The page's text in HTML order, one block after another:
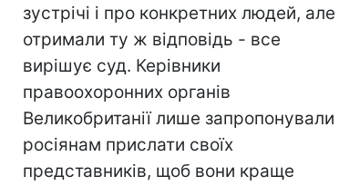
зустрічі і про конкретних людей, але
отримали ту ж відповідь - все
вирішує суд. Керівники
правоохоронних органів
Великобританії лише запропонували
росіянам прислати своїх
представників, щоб вони краще